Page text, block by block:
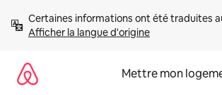
directement
Afficher la langue d'origine
Mettre mon